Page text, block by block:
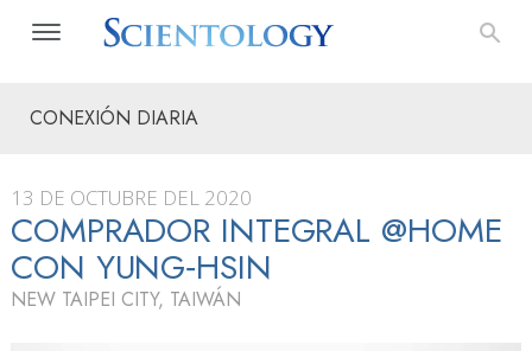
CONEXIÓN DIARIA
13 DE OCTUBRE DEL 2020
COMPRADOR INTEGRAL @HOME
CON YUNG‑HSIN
NEW TAIPEI CITY, TAIWÁN